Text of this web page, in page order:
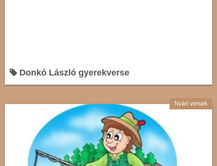
Donkó László gyerekverse
Nyári versek